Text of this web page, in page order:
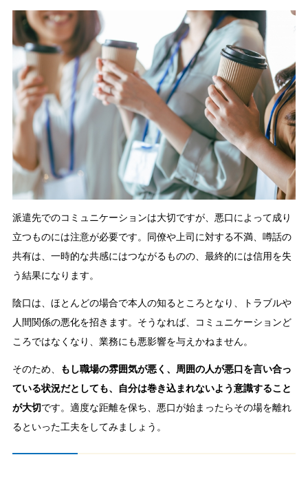
派遣先でのコミュニケーションは大切ですが、悪口によって成り
立つものには注意が必要です。同僚や上司に対する不満、噂話の
共有は、一時的な共感にはつながるものの、最終的には信用を失
う結果になります。
陰口は、ほとんどの場合で本人の知るところとなり、トラブルや
人間関係の悪化を招きます。そうなれば、コミュニケーションど
ころではなくなり、業務にも悪影響を与えかねません。
そのため、
もし職場の雰囲気が悪く、周囲の人が悪口を言い合っ
ている状況だとしても、自分は巻き込まれないよう意識すること
が大切です。適度な距離を保ち、悪口が始まったらその場を離れ
るといった工夫をしてみましょう。